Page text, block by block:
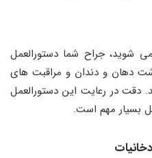
شوید، جراح شما دستورالعمل
دهان و دندان و مراقبت های
دقت در رعایت این دستورالعمل
بسیار مهم است.